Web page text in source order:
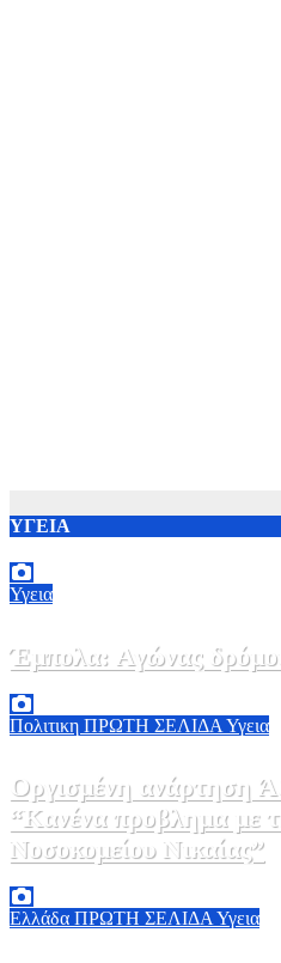
ΥΓΕΙΑ
Υγεια
Έμπολα: Αγώνας
Πολιτικη ΠΡΩΤΗ ΣΕΛΙΔΑ Υγεια
Οργισμένη ανάρτηση
“Κανένα προβλημα με
Νοσοκομείου Νικαίας”
Ελλάδα ΠΡΩΤΗ ΣΕΛΙΔΑ Υγεια